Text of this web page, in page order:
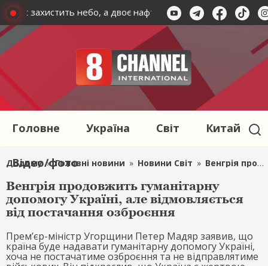
захистить небо, а двоє нафтопереробних заводів —
Головне Україна Світ Китай
Відео/фото
Додому » Головні новини » Новини Світ » Венгрія продовжить гуманітарну допомогу Україні, але відмовляється від постачання озброєння
Венгрія продовжить гуманітарну
допомогу Україні, але відмовляється
від постачання озброєння
Прем’єр-міністр Угорщини Петер Мадяр заявив, що
країна буде надавати гуманітарну допомогу Україні,
хоча не постачатиме озброєння та не відправлятиме